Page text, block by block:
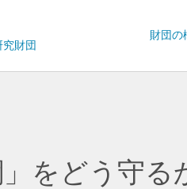
財団
財団の
をどう守